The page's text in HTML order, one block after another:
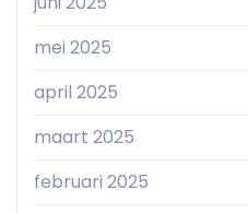
mei 2025
april 2025
maart 2025
februari 2025